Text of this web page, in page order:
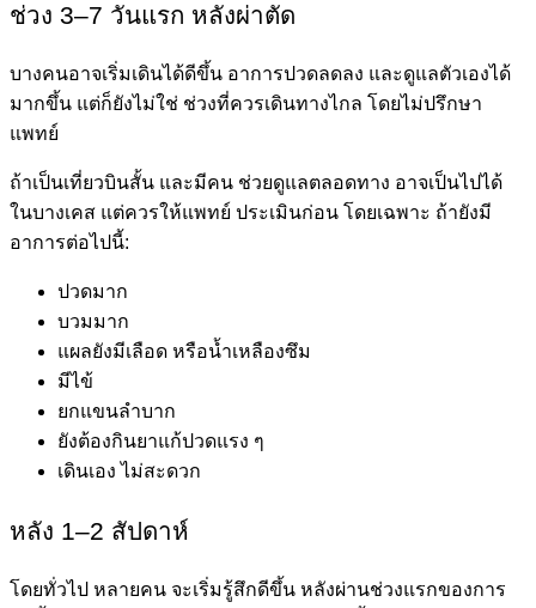
ช่วง 3–7 วันแรก หลังผ่าตัด
บางคนอาจเริ่มเดินได้ดีขึ้น อาการปวดลดลง และดูแลตัวเองได้
มากขึ้น แต่ก็ยังไม่ใช่ ช่วงที่ควรเดินทางไกล โดยไม่ปรึกษา
แพทย์
ถ้าเป็นเที่ยวบินสั้น และมีคน ช่วยดูแลตลอดทาง อาจเป็นไปได้
ในบางเคส แต่ควรให้แพทย์ ประเมินก่อน โดยเฉพาะ ถ้ายังมี
อาการต่อไปนี้:
ปวดมาก
บวมมาก
แผลยังมีเลือด หรือน้ำเหลืองซึม
มีไข้
ยกแขนลำบาก
ยังต้องกินยาแก้ปวดแรง ๆ
เดินเอง ไม่สะดวก
หลัง 1–2 สัปดาห์
โดยทั่วไป หลายคน จะเริ่มรู้สึกดีขึ้น หลังผ่านช่วงแรกของการ